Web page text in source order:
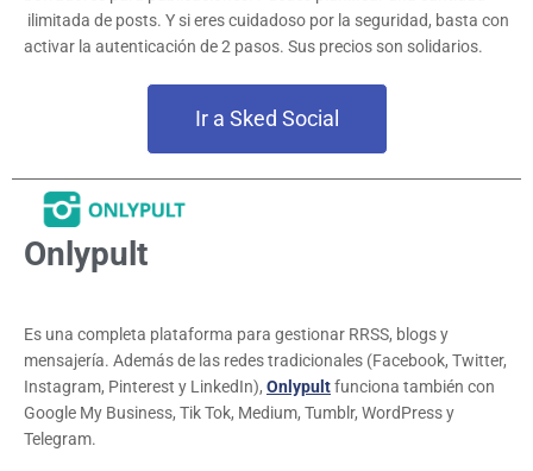
ilimitada de posts. Y si eres cuidadoso por la seguridad, basta con
activar la autenticación de 2 pasos. Sus precios son solidarios.
Ir a Sked Social
Onlypult
Es una completa plataforma para gestionar RRSS, blogs y
mensajería. Además de las redes tradicionales (Facebook, Twitter,
Instagram, Pinterest y LinkedIn), Onlypultfunciona también con
Google My Business, Tik Tok, Medium, Tumblr, WordPress y
Telegram.